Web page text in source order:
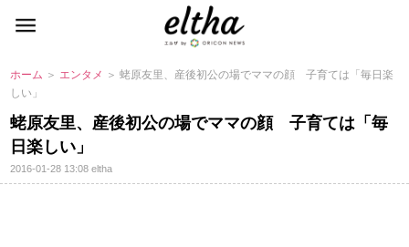
ホーム ＞ エンタメ ＞ 蛯原友里、産後初公の場でママの顔 子育ては「毎日楽
しい」
蛯原友里、産後初公の場でママの顔 子育ては「毎
日楽しい」
2016-01-28 13:08eltha